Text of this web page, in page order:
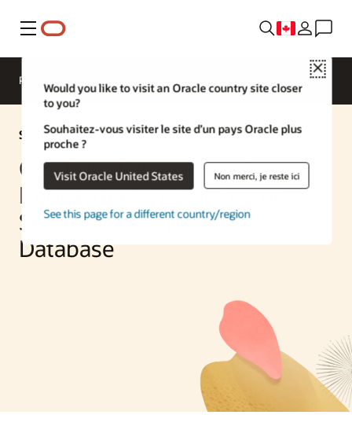
Menu
Close
Would you like to visit an Oracle country site closer
to you?
Souhaitez-vous visiter le site d’un pays Oracle plus
proche ?
Visit Oracle United States Non merci, je reste ici
See this page for a different country/region
Présentation
Solution IA
Création d'un assistant
Knowledge avec AI Vector
Search dans Oracle AI
Database